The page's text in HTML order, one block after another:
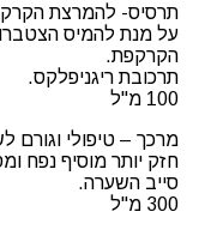
תרסיס- להמרצת
על מנת להמיס
הקרקפת.
תרכובת ריגניפלקס.
100 מ"ל
מרכך – טיפולי וגורם
חזק יותר מוסיף נפח
סייב השערה.
300 מ"ל